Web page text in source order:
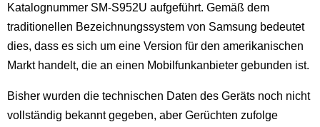
Katalognummer SM-S952U aufgeführt. Gemäß dem
traditionellen Bezeichnungssystem von Samsung bedeutet
dies, dass es sich um eine Version für den amerikanischen
Markt handelt, die an einen Mobilfunkanbieter gebunden ist.
Bisher wurden die technischen Daten des Geräts noch nicht
vollständig bekannt gegeben, aber Gerüchten zufolge